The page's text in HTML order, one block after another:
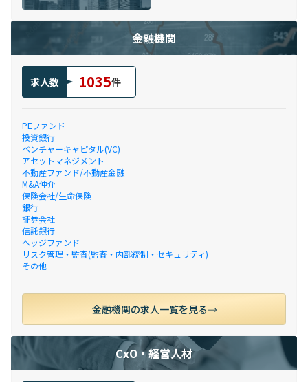
金融機関
求人数 1035件
PEファンド
投資銀行
ベンチャーキャピタル(VC)
アセットマネジメント
不動産ファンド/不動産金融
M&A仲介
保険会社/生命保険
銀行
証券会社
信託銀行
ヘッジファンド
リスク管理・監査(監査・内部統制・セキュリティ)
その他
金融機関の求人一覧を見る
CxO・経営人材